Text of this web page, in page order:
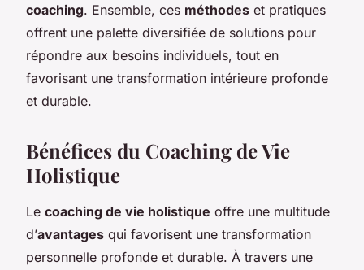
coaching. Ensemble, ces méthodes et pratiques
offrent une palette diversifiée de solutions pour
répondre aux besoins individuels, tout en
favorisant une transformation intérieure profonde
et durable.
Bénéfices du Coaching de Vie
Holistique
Le coaching de vie holistique offre une multitude
d’avantages qui favorisent une transformation
personnelle profonde et durable. À travers une